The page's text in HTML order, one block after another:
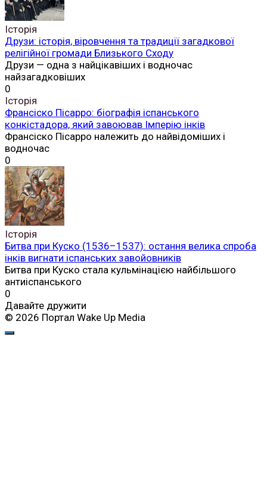
Історія
Друзи: історія, віровчення та традиції загадкової
релігійної громади Близького Сходу
Друзи — одна з найцікавіших і водночас
найзагадковіших
0
Історія
Франсіско Пісарро: біографія іспанського
конкістадора, який завоював Імперію інків
Франсіско Пісарро належить до найвідоміших і
водночас
0
Історія
Битва при Куско (1536–1537): остання велика спроба
інків вигнати іспанських завойовників
Битва при Куско стала кульмінацією найбільшого
антиіспанського
0
Давайте дружити
© 2026 Портал Wake Up Media